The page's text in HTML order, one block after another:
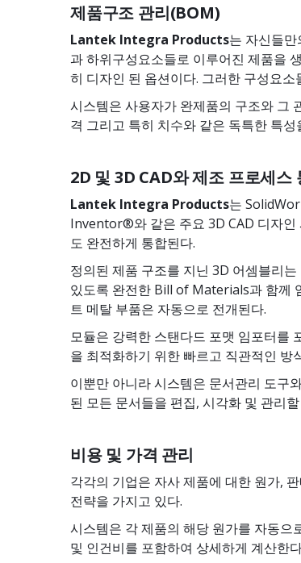
제품구조 관리(BOM)
Lantek Integra Products는 자신들
과 하위구성요소들로 이루어진 제품을
히 디자인 된 옵션이다. 그러한 구성요
시스템은 사용자가 완제품의 구조와 그
격 그리고 특히 치수와 같은 독특한 특
2D 및 3D CAD와 제조 프로세스
Lantek Integra Products는
Inventor®와 같은 주요 3D CAD 디자인
도 완전하게 통합된다.
정의된 제품 구조를 지닌 3D 어셈블리
있도록 완전한 Bill of Materials과 함께
트 메탈 부품은 자동으로 전개된다.
모듈은 강력한 스탠다드 포맷 임포터를
을 최적화하기 위한 빠르고 직관적인 방
이뿐만 아니라 시스템은 문서관리 도구
된 모든 문서들을 편집, 시각화 및 관리
비용 및 가격 관리
각각의 기업은 자사 제품에 대한 원가,
전략을 가지고 있다.
시스템은 각 제품의 해당 원가를 자동으
및 인건비를 포함하여 상세하게 계산한